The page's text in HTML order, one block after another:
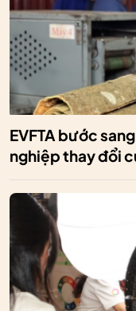
EVFTA bước
nghiệp thay đổi